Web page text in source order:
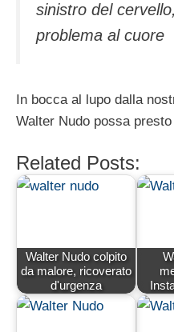
sinistro del
problema al cuore
In bocca al lupo dalla
Walter Nudo possa
Related Posts:
Walter Nudo colpito
da malore, ricoverato
d'urgenza